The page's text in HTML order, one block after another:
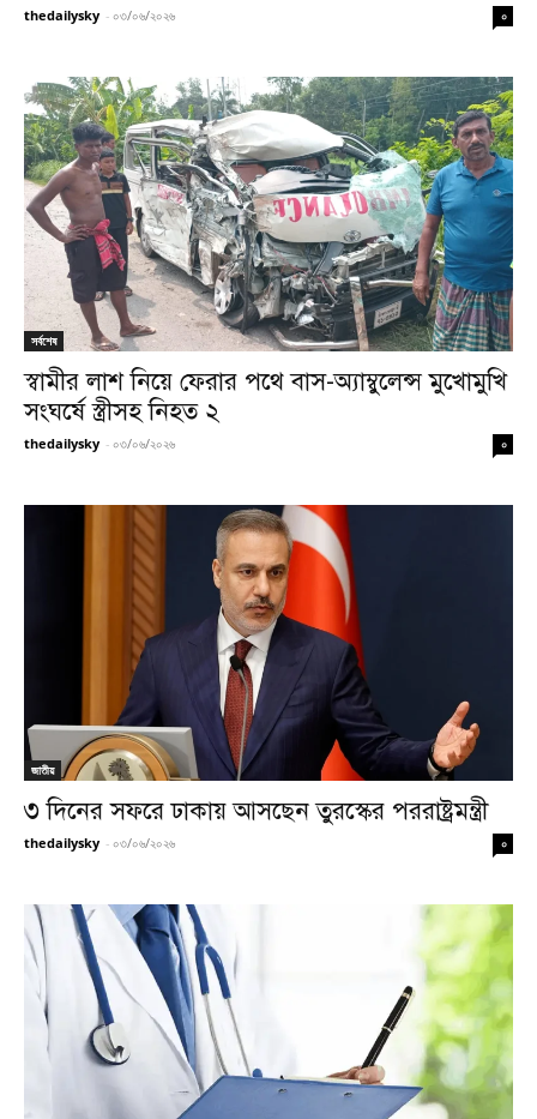
thedailysky - ০৩/০৬/২০২৬ ০
সর্বশেষ
স্বামীর লাশ নিয়ে ফেরার পথে বাস-অ্যাম্বুলেন্স মুখোমুখি
সংঘর্ষে স্ত্রীসহ নিহত ২
thedailysky - ০৩/০৬/২০২৬ ০
জাতীয়
৩ দিনের সফরে ঢাকায় আসছেন তুরস্কের পররাষ্ট্রমন্ত্রী
thedailysky - ০৩/০৬/২০২৬ ০